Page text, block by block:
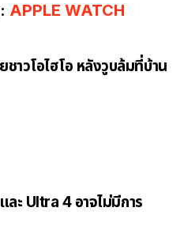
APPLE WATCH
าวโอไฮโอ หลังวูบล้มที่บ้าน
ะ Ultra 4 อาจไม่มีการ